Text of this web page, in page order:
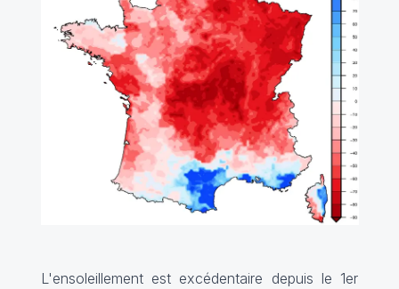
L'ensoleillement est excédentaire depuis le 1er